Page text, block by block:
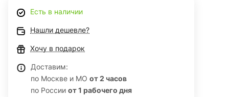
Есть в наличии
Нашли дешевле?
Хочу в подарок
Доставим:
по Москве и МО от 2 часов
по России от 1 рабочего дня